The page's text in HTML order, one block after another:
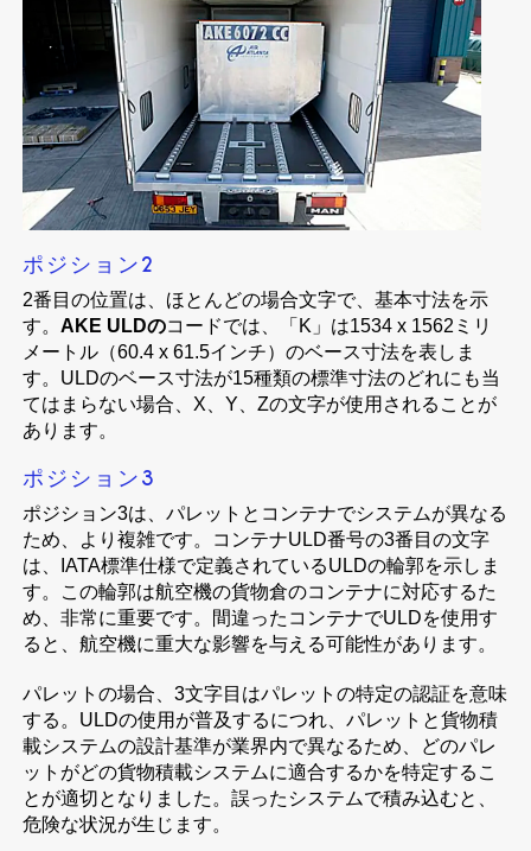
ポジション2
2番目の位置は、ほとんどの場合文字で、基本寸法を示
す。AKE ULDのコードでは、「K」は1534 x 1562ミリ
メートル（60.4 x 61.5インチ）のベース寸法を表しま
す。ULDのベース寸法が15種類の標準寸法のどれにも当
てはまらない場合、X、Y、Zの文字が使用されることが
あります。
ポジション3
ポジション3は、パレットとコンテナでシステムが異なる
ため、より複雑です。コンテナULD番号の3番目の文字
は、IATA標準仕様で定義されているULDの輪郭を示しま
す。この輪郭は航空機の貨物倉のコンテナに対応するた
め、非常に重要です。間違ったコンテナでULDを使用す
ると、航空機に重大な影響を与える可能性があります。
パレットの場合、3文字目はパレットの特定の認証を意味
する。ULDの使用が普及するにつれ、パレットと貨物積
載システムの設計基準が業界内で異なるため、どのパレ
ットがどの貨物積載システムに適合するかを特定するこ
とが適切となりました。誤ったシステムで積み込むと、
危険な状況が生じます。